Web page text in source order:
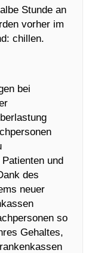
Stunde an
vorher im
chillen.
bei
und
des
neuer
so
Gehaltes,